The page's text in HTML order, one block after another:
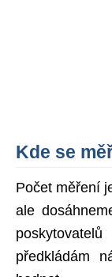
Kde se
Počet měření
ale
předkládám